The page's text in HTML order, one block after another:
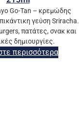
Go-Tan – κρεμώδης
γεύση Sriracha.
πατάτες, σνακ και
δημιουργίες.
περισσότερα